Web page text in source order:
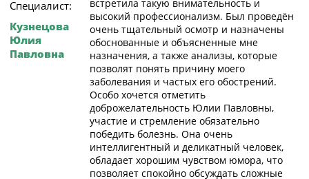
Специалист:
Кузнецова
Юлия
Павловна
встретила такую внимательность и
высокий профессионализм. Был проведён
очень тщательный осмотр и назначены
обоснованные и объясненные мне
назначения, а также анализы, которые
позволят понять причину моего
заболевания и частых его обострений.
Особо хочется отметить
доброжелательность Юлии Павловны,
участие и стремление обязательно
победить болезнь. Она очень
интеллигентный и деликатный человек,
обладает хорошим чувством юмора, что
позволяет спокойно обсуждать сложные